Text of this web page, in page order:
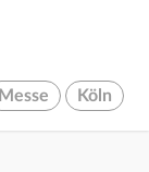
Messe Köln